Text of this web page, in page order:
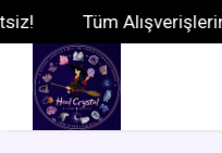
Tüm Alışverişlerinizde